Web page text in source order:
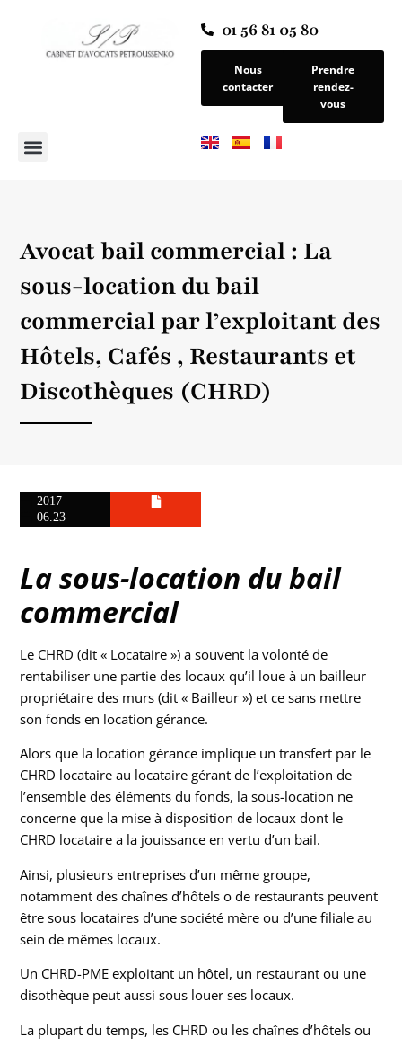
01 56 81 05 80
Nous
contacter
Prendre
rendez-
vous
Avocat bail commercial : La
sous-location du bail
commercial par l’exploitant des
Hôtels, Cafés , Restaurants et
Discothèques (CHRD)
2017
06.23
La sous-location du bail
commercial
Le CHRD (dit « Locataire ») a souvent la volonté de
rentabiliser une partie des locaux qu’il loue à un bailleur
propriétaire des murs (dit « Bailleur ») et ce sans mettre
son fonds en location gérance.
Alors que la location gérance implique un transfert par le
CHRD locataire au locataire gérant de l’exploitation de
l’ensemble des éléments du fonds, la sous-location ne
concerne que la mise à disposition de locaux dont le
CHRD locataire a la jouissance en vertu d’un bail.
Ainsi, plusieurs entreprises d’un même groupe,
notamment des chaînes d’hôtels o de restaurants peuvent
être sous locataires d’une société mère ou d’une filiale au
sein de mêmes locaux.
Un CHRD-PME exploitant un hôtel, un restaurant ou une
disothèque peut aussi sous louer ses locaux.
La plupart du temps, les CHRD ou les chaînes d’hôtels ou